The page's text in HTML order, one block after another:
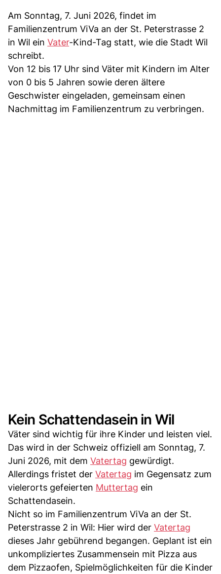
Am Sonntag, 7. Juni 2026, findet im
Familienzentrum ViVa an der St. Peterstrasse 2
in Wil ein Vater-Kind-Tag statt, wie die Stadt Wil
schreibt.
Von 12 bis 17 Uhr sind Väter mit Kindern im Alter
von 0 bis 5 Jahren sowie deren ältere
Geschwister eingeladen, gemeinsam einen
Nachmittag im Familienzentrum zu verbringen.
Kein Schattendasein in Wil
Väter sind wichtig für ihre Kinder und leisten viel.
Das wird in der Schweiz offiziell am Sonntag, 7.
Juni 2026, mit dem Vatertag gewürdigt.
Allerdings fristet der Vatertag im Gegensatz zum
vielerorts gefeierten Muttertag ein
Schattendasein.
Nicht so im Familienzentrum ViVa an der St.
Peterstrasse 2 in Wil: Hier wird der Vatertag
dieses Jahr gebührend begangen. Geplant ist ein
unkompliziertes Zusammensein mit Pizza aus
dem Pizzaofen, Spielmöglichkeiten für die Kinder